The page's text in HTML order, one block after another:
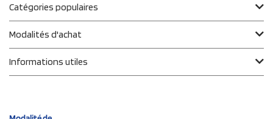
Catégories populaires
Modalités d'achat
Informations utiles